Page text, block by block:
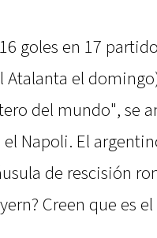
goles en 17
Atalanta el
del mundo", se
el Napoli. El
de rescisión
Creen que es